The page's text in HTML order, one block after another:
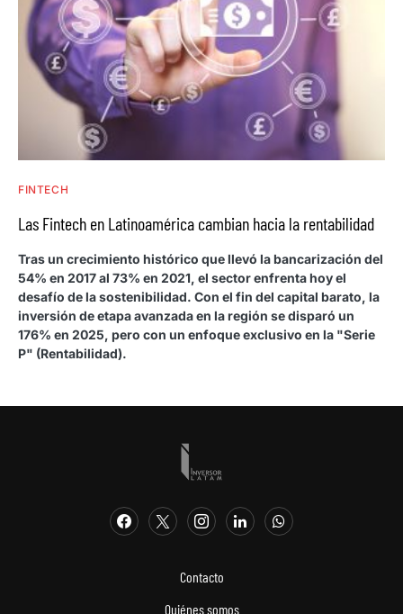
FINTECH
Las Fintech en Latinoamérica cambian hacia la rentabilidad
Tras un crecimiento histórico que llevó la bancarización del
54% en 2017 al 73% en 2021, el sector enfrenta hoy el
desafío de la sostenibilidad. Con el fin del capital barato, la
inversión de etapa avanzada en la región se disparó un
176% en 2025, pero con un enfoque exclusivo en la "Serie
P" (Rentabilidad).
Contacto
Quiénes somos